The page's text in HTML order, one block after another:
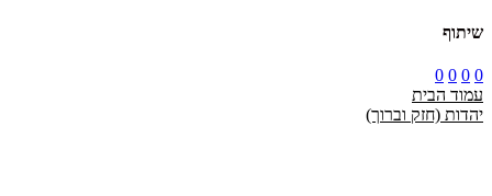
שיתוף
0
0
0
0
עמוד הבית
יהדות (חזק וברוך)